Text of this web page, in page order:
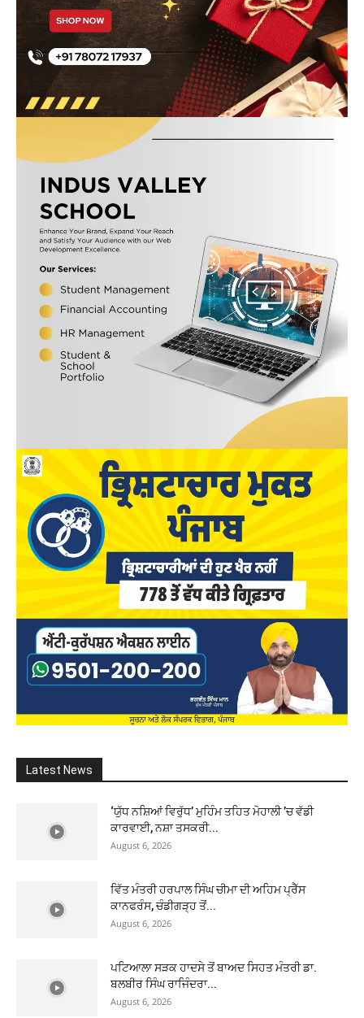
Latest News
‘ਯੁੱਧ ਨਸ਼ਿਆਂ ਵਿਰੁੱਧ’ ਮੁਹਿੰਮ ਤਹਿਤ ਮੋਹਾਲੀ ’ਚ ਵੱਡੀ
ਕਾਰਵਾਈ, ਨਸ਼ਾ ਤਸਕਰੀ...
August 6, 2026
ਵਿੱਤ ਮੰਤਰੀ ਹਰਪਾਲ ਸਿੰਘ ਚੀਮਾ ਦੀ ਅਹਿਮ ਪ੍ਰੈੱਸ
ਕਾਨਫਰੰਸ, ਚੰਡੀਗੜ੍ਹ ਤੋਂ...
August 6, 2026
ਪਟਿਆਲਾ ਸੜਕ ਹਾਦਸੇ ਤੋਂ ਬਾਅਦ ਸਿਹਤ ਮੰਤਰੀ ਡਾ.
ਬਲਬੀਰ ਸਿੰਘ ਰਾਜਿੰਦਰਾ...
August 6, 2026